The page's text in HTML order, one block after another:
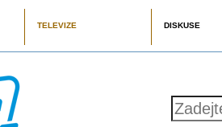
TELEVIZE DISKUSE